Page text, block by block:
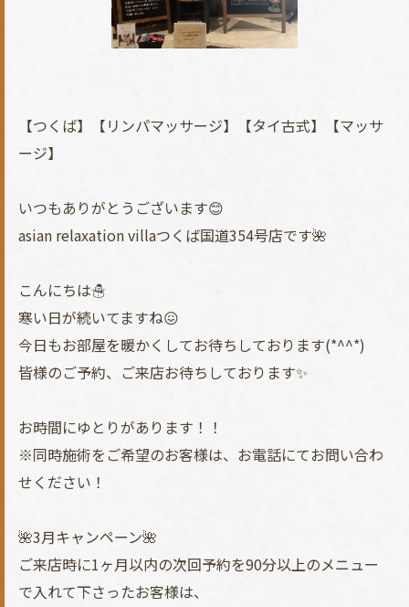
【つくば】【リンパマッサージ】【タイ古式】【マッサ
ージ】
いつもありがとうございます😊
asian relaxation villaつくば国道354号店です🌺
こんにちは☃️
寒い日が続いてますね😖
今日もお部屋を暖かくしてお待ちしております(*^^*)
皆様のご予約、ご来店お待ちしております✨
お時間にゆとりがあります！！
※同時施術をご希望のお客様は、お電話にてお問い合わ
せください！
🌺3月キャンペーン🌺
ご来店時に1ヶ月以内の次回予約を90分以上のメニュー
で入れて下さったお客様は、